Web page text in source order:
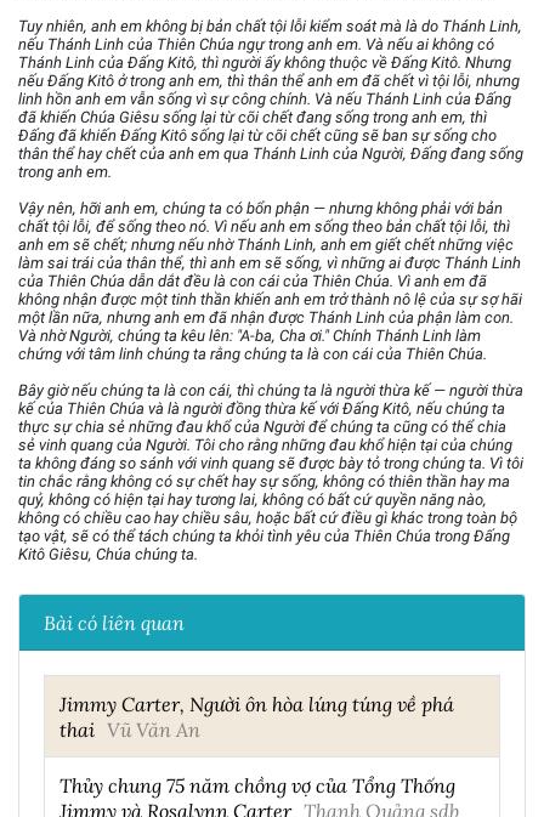
Tuy nhiên, anh em không bị bản chất tội lỗi kiểm soát mà là do Thánh Linh,
nếu Thánh Linh của Thiên Chúa ngự trong anh em. Và nếu ai không có
Thánh Linh của Đấng Kitô, thì người ấy không thuộc về Đấng Kitô. Nhưng
nếu Đấng Kitô ở trong anh em, thì thân thể anh em đã chết vì tội lỗi, nhưng
linh hồn anh em vẫn sống vì sự công chính. Và nếu Thánh Linh của Đấng
đã khiến Chúa Giêsu sống lại từ cõi chết đang sống trong anh em, thì
Đấng đã khiến Đấng Kitô sống lại từ cõi chết cũng sẽ ban sự sống cho
thân thể hay chết của anh em qua Thánh Linh của Người, Đấng đang sống
trong anh em.
Vậy nên, hỡi anh em, chúng ta có bổn phận — nhưng không phải với bản
chất tội lỗi, để sống theo nó. Vì nếu anh em sống theo bản chất tội lỗi, thì
anh em sẽ chết; nhưng nếu nhờ Thánh Linh, anh em giết chết những việc
làm sai trái của thân thể, thì anh em sẽ sống, vì những ai được Thánh Linh
của Thiên Chúa dẫn dắt đều là con cái của Thiên Chúa. Vì anh em đã
không nhận được một tinh thần khiến anh em trở thành nô lệ của sự sợ hãi
một lần nữa, nhưng anh em đã nhận được Thánh Linh của phận làm con.
Và nhờ Người, chúng ta kêu lên: "A-ba, Cha ơi." Chính Thánh Linh làm
chứng với tâm linh chúng ta rằng chúng ta là con cái của Thiên Chúa.
Bây giờ nếu chúng ta là con cái, thì chúng ta là người thừa kế — người thừa
kế của Thiên Chúa và là người đồng thừa kế với Đấng Kitô, nếu chúng ta
thực sự chia sẻ những đau khổ của Người để chúng ta cũng có thể chia
sẻ vinh quang của Người. Tôi cho rằng những đau khổ hiện tại của chúng
ta không đáng so sánh với vinh quang sẽ được bày tỏ trong chúng ta. Vì tôi
tin chắc rằng không có sự chết hay sự sống, không có thiên thần hay ma
quỷ, không có hiện tại hay tương lai, không có bất cứ quyền năng nào,
không có chiều cao hay chiều sâu, hoặc bất cứ điều gì khác trong toàn bộ
tạo vật, sẽ có thể tách chúng ta khỏi tình yêu của Thiên Chúa trong Đấng
Kitô Giêsu, Chúa chúng ta.
Bài có liên quan
Jimmy Carter, Người ôn hòa lúng túng về phá
thai Vũ Văn An
Thủy chung 75 năm chồng vợ của Tổng Thống
Jimmy và Rosalynn Carter Thanh Quảng sdb